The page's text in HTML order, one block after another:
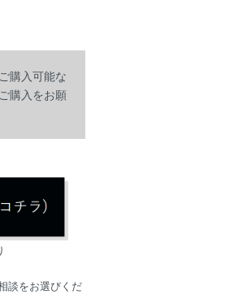
購入可能な
購入をお願
談をお選びくだ